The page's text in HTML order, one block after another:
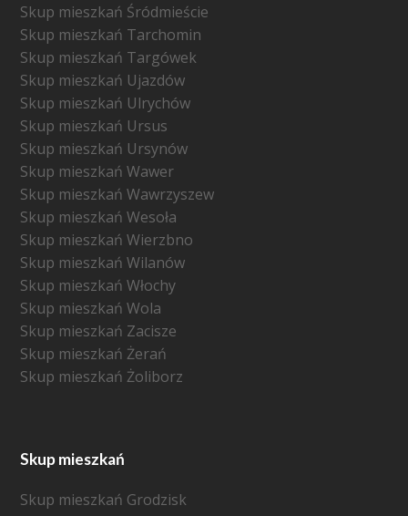
Skup mieszkań Śródmieście
Skup mieszkań Tarchomin
Skup mieszkań Targówek
Skup mieszkań Ujazdów
Skup mieszkań Ulrychów
Skup mieszkań Ursus
Skup mieszkań Ursynów
Skup mieszkań Wawer
Skup mieszkań Wawrzyszew
Skup mieszkań Wesoła
Skup mieszkań Wierzbno
Skup mieszkań Wilanów
Skup mieszkań Włochy
Skup mieszkań Wola
Skup mieszkań Zacisze
Skup mieszkań Żerań
Skup mieszkań Żoliborz
Skup mieszkań
Skup mieszkań Grodzisk